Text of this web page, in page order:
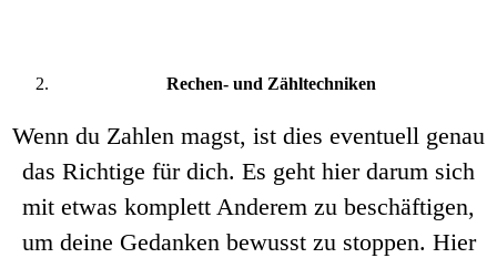
Rechen- und Zähltechniken
Wenn du Zahlen magst, ist dies eventuell genau
das Richtige für dich. Es geht hier darum sich
mit etwas komplett Anderem zu beschäftigen,
um deine Gedanken bewusst zu stoppen. Hier